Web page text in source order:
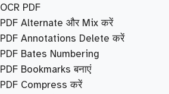
OCR PDF
PDF Alternate और Mix करें
PDF Annotations Delete करें
PDF Bates Numbering
PDF Bookmarks बनाएं
PDF Compress करें